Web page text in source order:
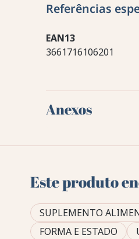
Referências
EAN13
3661716106201
Anexos
Este produto
SUPLEMENTO
FORMA E ESTADO